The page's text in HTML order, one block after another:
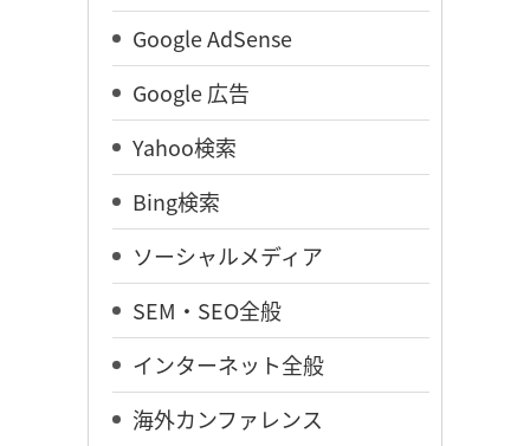
Google AdSense
Google 広告
Yahoo検索
Bing検索
ソーシャルメディア
SEM・SEO全般
インターネット全般
海外カンファレンス